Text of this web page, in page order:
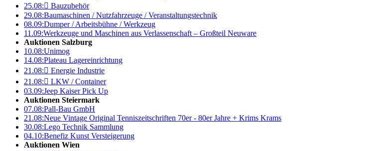
25.08: Bauzubehör
29.08:Baumaschinen / Nutzfahrzeuge / Veranstaltungstechnik
08.09:Dumper / Arbeitsbühne / Werkzeug
11.09:Werkzeuge und Maschinen aus Verlassenschaft – Großteil Neuware
Auktionen Salzburg
10.08:Unimog
14.08:Plateau Lagereinrichtung
21.08: Energie Industrie
21.08: LKW / Container
03.09:Jeep Kaiser Pick Up
Auktionen Steiermark
07.08:Pall-Bau GmbH
21.08:Neue Vintage Original Tenniszeitschriften 70er - 80er Jahre + Krims Krams
30.08:Lego Technik Sammlung
04.10:Benefiz Kunst Versteigerung
Auktionen Wien